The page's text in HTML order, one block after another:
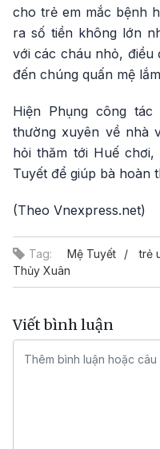
cho trẻ em mắc bệnh
ra số tiền không lớn
với các cháu nhỏ, điều
đến chúng quấn mệ
Hiện Phụng công
thường xuyên về nhà
hỏi thăm tới Huế
Tuyết để giúp bà hoàn
(Theo Vnexpress.net)
Tag: Mệ Tuyết trẻ
Thủy Xuân
Viết bình luận